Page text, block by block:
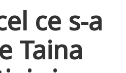
ce s-a
Taina